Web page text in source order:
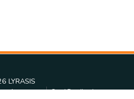
LYRASIS
Agreement Send Feedback